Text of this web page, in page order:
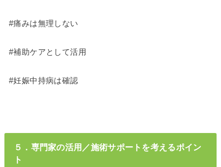
#痛みは無理しない
#補助ケアとして活用
#妊娠中持病は確認
５．専門家の活用／施術サポートを考えるポイン
ト